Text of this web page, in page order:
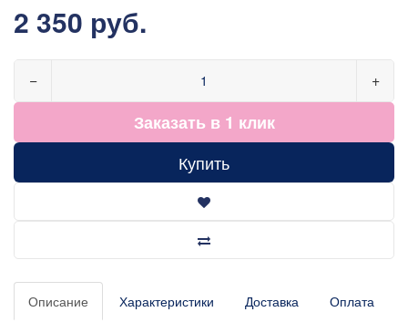
2 350 руб.
− +
Заказать в 1 клик
Купить
Описание Характеристики Доставка Оплата